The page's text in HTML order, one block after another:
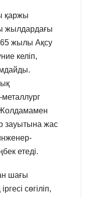
қаржы
жылдардағы
жылы Ақсу
келіп,
зауытына жас
етеді.
шағы
сөгіліп,